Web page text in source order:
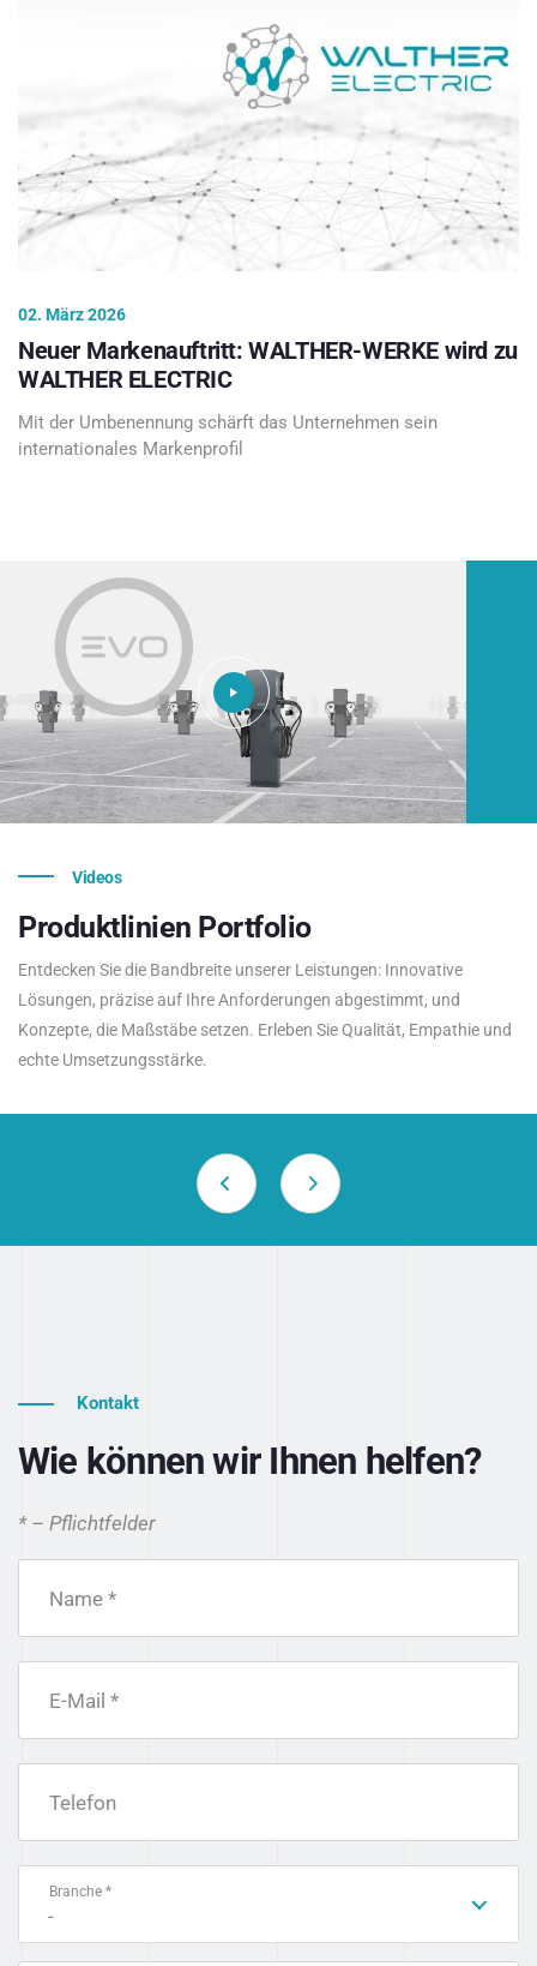
02. März 2026
Neuer Markenauftritt: WALTHER-WERKE wird zu
WALTHER ELECTRIC
Mit der Umbenennung schärft das Unternehmen sein
internationales Markenprofil
Videos
Produktlinien Portfolio
Entdecken Sie die Bandbreite unserer Leistungen: Innovative
Lösungen, präzise auf Ihre Anforderungen abgestimmt, und
Konzepte, die Maßstäbe setzen. Erleben Sie Qualität, Empathie und
echte Umsetzungsstärke.
Kontakt
Wie können wir Ihnen helfen?
* – Pflichtfelder
Name *
E-Mail *
Telefon
Branche *
-